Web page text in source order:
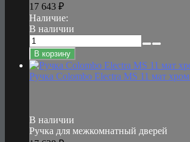
17 643 ₽
Наличие:
В наличии
В корзину
Ручка Colombo Electra MS 11 мат
В наличии
Ручка для межкомнатный дверей